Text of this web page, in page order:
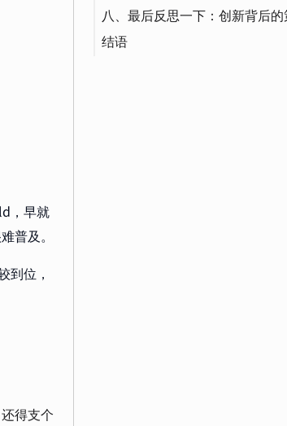
，早就
普及。
到位，
得支个
八、最后反思一下：创新背后
结语